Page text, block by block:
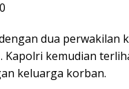
dua perwakilan
Kapolri kemudian
keluarga korban.